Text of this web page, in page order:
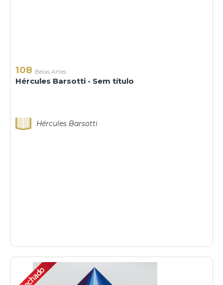
108 Belas Artes
Hércules Barsotti - Sem título
Hércules Barsotti